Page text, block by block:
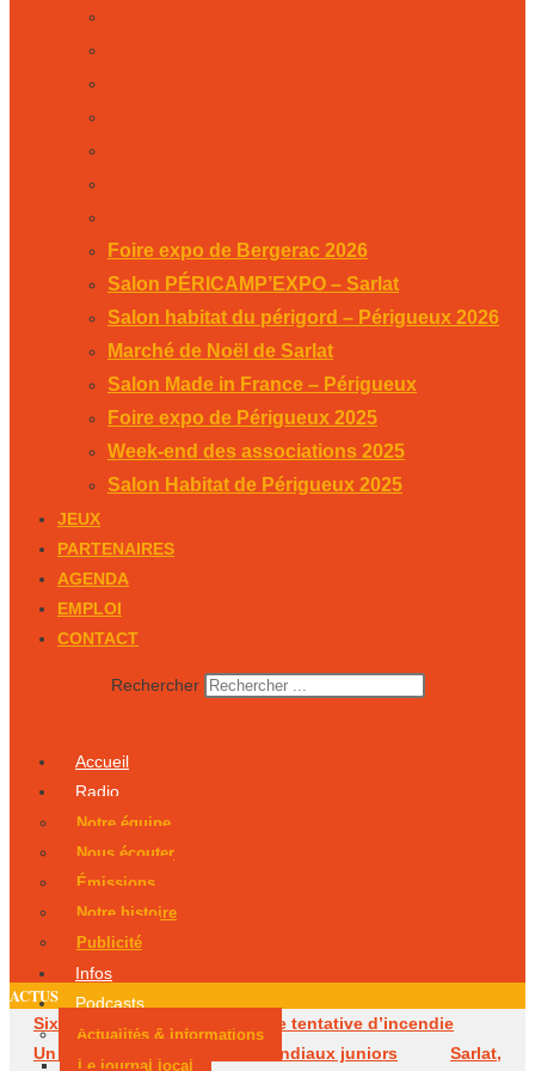
Foire expo de Bergerac 2026
Salon PÉRICAMP’EXPO – Sarlat
Salon habitat du périgord – Périgueux 2026
Marché de Noël de Sarlat
Salon Made in France – Périgueux
Foire expo de Périgueux 2025
Week-end des associations 2025
Salon Habitat de Périgueux 2025
JEUX
PARTENAIRES
AGENDA
EMPLOI
CONTACT
Rechercher
Accueil
Radio
Notre équipe
Nous écouter
Émissions
Notre histoire
Publicité
Infos
Podcasts
Actualités & Informations
Le journal local
ACTUS
Six mois avec sursis après une tentative d’incendie
Un Périgourdin en lice aux Mondiaux juniors
Sarlat,